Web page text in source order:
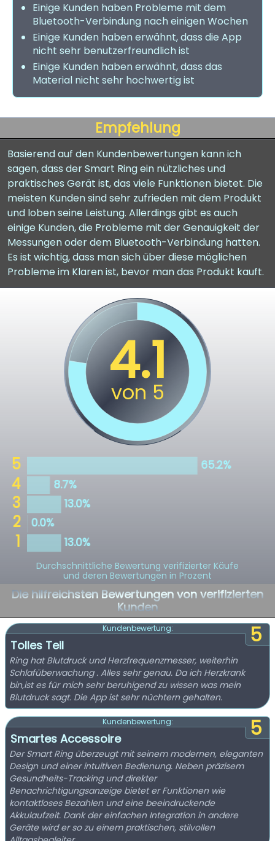
Einige Kunden haben Probleme mit dem
Bluetooth-Verbindung nach einigen Wochen
Einige Kunden haben erwähnt, dass die App
nicht sehr benutzerfreundlich ist
Einige Kunden haben erwähnt, dass das
Material nicht sehr hochwertig ist
Empfehlung
Basierend auf den Kundenbewertungen kann ich
sagen, dass der Smart Ring ein nützliches und
praktisches Gerät ist, das viele Funktionen bietet. Die
meisten Kunden sind sehr zufrieden mit dem Produkt
und loben seine Leistung. Allerdings gibt es auch
einige Kunden, die Probleme mit der Genauigkeit der
Messungen oder dem Bluetooth-Verbindung hatten.
Es ist wichtig, dass man sich über diese möglichen
Probleme im Klaren ist, bevor man das Produkt kauft.
Durchschnittliche Bewertung verifizierter Käufe
und deren Bewertungen in Prozent
Die hilfreichsten Bewertungen von verifizierten
Kunden
5
Kundenbewertung:
Tolles Teil
Ring hat Blutdruck und Herzfrequenzmesser, weiterhin
Schlafüberwachung . Alles sehr genau. Da ich Herzkrank
bin,ist es für mich sehr beruhigend zu wissen was mein
Blutdruck sagt. Die App ist sehr nüchtern gehalten.
5
Kundenbewertung:
Smartes Accessoire
Der Smart Ring überzeugt mit seinem modernen, eleganten
Design und einer intuitiven Bedienung. Neben präzisem
Gesundheits-Tracking und direkter
Benachrichtigungsanzeige bietet er Funktionen wie
kontaktloses Bezahlen und eine beeindruckende
Akkulaufzeit. Dank der einfachen Integration in andere
Geräte wird er so zu einem praktischen, stilvollen